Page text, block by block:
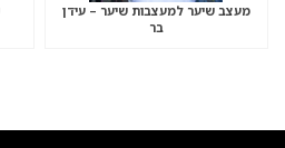
מעצב שיער למעצבות שיער – עידן
בר